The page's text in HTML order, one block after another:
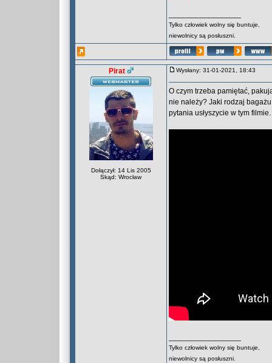
Tylko człowiek wolny się buntuje,
niewolnicy są posłuszni.
Pirat
Dołączył: 14 Lis 2005
Skąd: Wrocław
Wysłany: 31-01-2021, 18:43
O czym trzeba pamiętać,
nie należy? Jaki rodzaj
pytania usłyszycie w tym filmie.
Tylko człowiek wolny się buntuje,
niewolnicy są posłuszni.